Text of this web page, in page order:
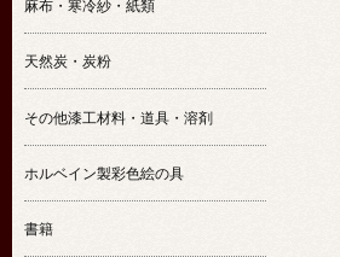
麻布・寒冷紗・紙類
天然炭・炭粉
その他漆工材料・道具・溶剤
ホルベイン製彩色絵の具
書籍